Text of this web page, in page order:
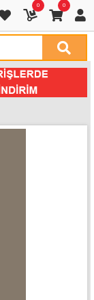
0 0